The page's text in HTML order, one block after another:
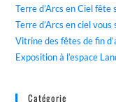
Terre d’Arcs en Ciel fête
Terre d’Arcs en ciel
Vitrine des fêtes de fin
Exposition à l’espace
Catégorie